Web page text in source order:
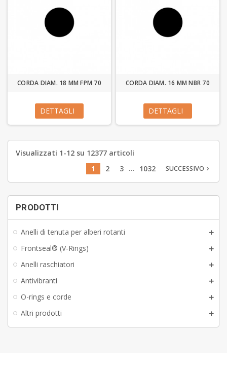
PRODOTTI
Anelli di tenuta per alberi rotanti
Frontseal® (V-Rings)
Anelli raschiatori
Antivibranti
O-rings e corde
Altri prodotti
CORDA DIAM. 18 MM FPM 70
DETTAGLI
CORDA DIAM. 16 MM NBR 70
DETTAGLI
Visualizzati 1-12 su 12377 articoli
1
2 3 … 1032 SUCCESSIVO navigate_next